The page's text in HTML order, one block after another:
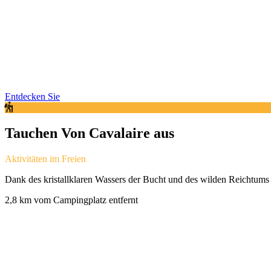
Entdecken Sie
Tauchen Von Cavalaire aus
Aktivitäten im Freien
Dank des kristallklaren Wassers der Bucht und des wilden Reichtums
2,8 km vom Campingplatz entfernt